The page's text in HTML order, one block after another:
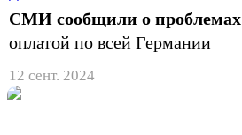
СМИ сообщили о проблемах
оплатой по всей Германии
12 сент. 2024